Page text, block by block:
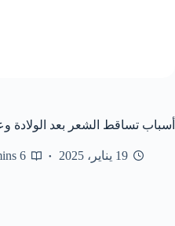
أسباب تساقط الشعر بعد الولادة
19 يناير، 2025 6 mins